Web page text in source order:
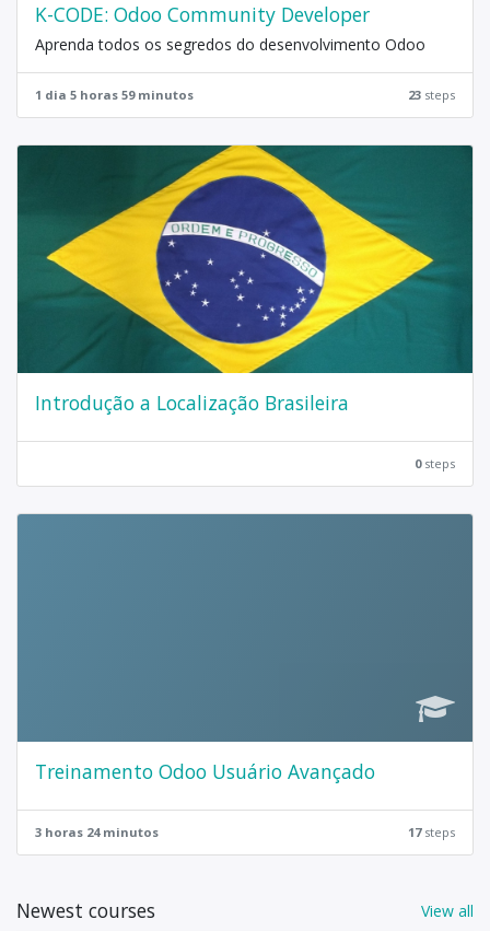
K-CODE: Odoo Community Developer
Aprenda todos os segredos do desenvolvimento Odoo
1 dia 5 horas 59 minutos 23 steps
Introdução a Localização Brasileira
0steps
Treinamento Odoo Usuário Avançado
3 horas 24 minutos 17steps
View all
Newest courses